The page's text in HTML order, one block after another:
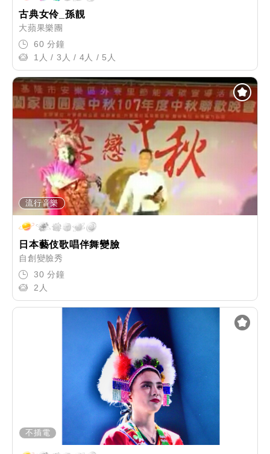
古典女伶_孫靚
大蘋果樂團
60 分鐘
1人 / 3人 / 4人 / 5人
流行音樂
日本藝伎歌唱伴舞變臉
自創變臉秀
30 分鐘
2人
不插電